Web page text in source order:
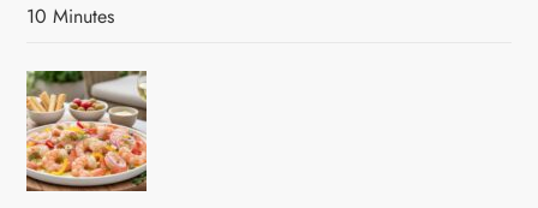
10 Minutes